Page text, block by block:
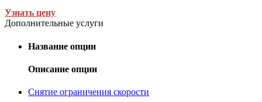
Узнать цену
Дополнительные услуги
Название опции
Описание опции
Снятие ограничения скорости